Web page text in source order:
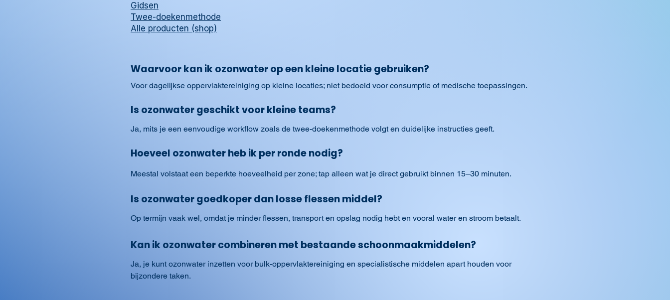
Gidsen
Twee-doekenmethode
Alle producten (shop)
Waarvoor kan ik ozonwater op een kleine locatie gebruiken?
Voor dagelijkse oppervlaktereiniging op kleine locaties; niet bedoeld voor consumptie of medische toepassingen.
Is ozonwater geschikt voor kleine teams?
Ja, mits je een eenvoudige workflow zoals de twee-doekenmethode volgt en duidelijke instructies geeft.
Hoeveel ozonwater heb ik per ronde nodig?
Meestal volstaat een beperkte hoeveelheid per zone; tap alleen wat je direct gebruikt binnen 15–30 minuten.
Is ozonwater goedkoper dan losse flessen middel?
Op termijn vaak wel, omdat je minder flessen, transport en opslag nodig hebt en vooral water en stroom betaalt.
Kan ik ozonwater combineren met bestaande schoonmaakmiddelen?
Ja, je kunt ozonwater inzetten voor bulk-oppervlaktereiniging en specialistische middelen apart houden voor
bijzondere taken.